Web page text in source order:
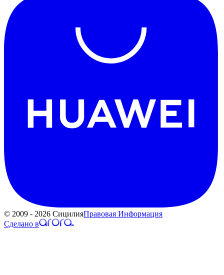
© 2009 - 2026 СицилияПравовая Информация
Сделано в